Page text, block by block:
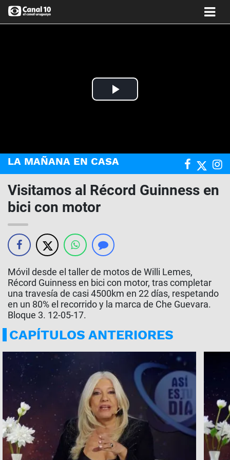
Play
LA MAÑANA EN CASA
Visitamos al Récord Guinness en
bici con motor
Móvil desde el taller de motos de Willi Lemes,
Récord Guinness en bici con motor, tras completar
una travesía de casi 4500km en 22 días, respetando
en un 80% el recorrido y la marca de Che Guevara.
Bloque 3. 12-05-17.
CAPÍTULOS ANTERIORES